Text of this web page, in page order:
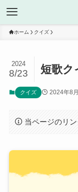
ホーム クイズ
短歌ク
2024
8/23
クイズ 2024年8
当ページのリ